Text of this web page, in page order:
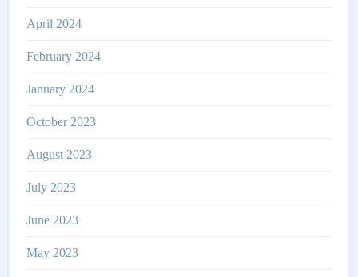
April 2024
February 2024
January 2024
October 2023
August 2023
July 2023
June 2023
May 2023